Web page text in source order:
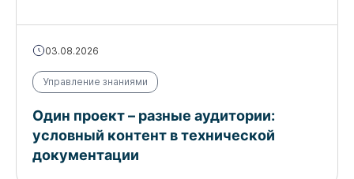
03.08.2026
Управление знаниями
Один проект – разные аудитории:
условный контент в технической
документации